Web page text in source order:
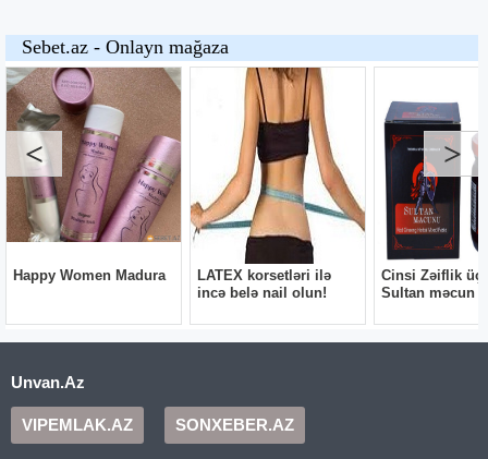
Unvan.Az
VIPEMLAK.AZ SONXEBER.AZ